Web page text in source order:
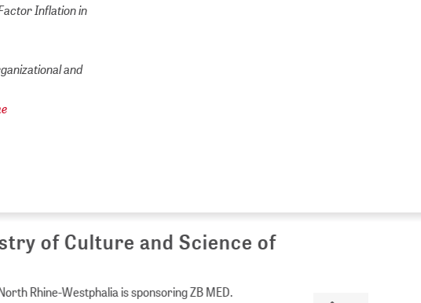
Inflation in
and
of Culture and Science of
Rhine-Westphalia is sponsoring ZB MED.